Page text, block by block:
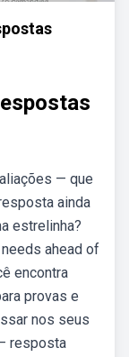
— que
ainda
estrelinha?
ahead of
encontra
provas e
nos seus
resposta